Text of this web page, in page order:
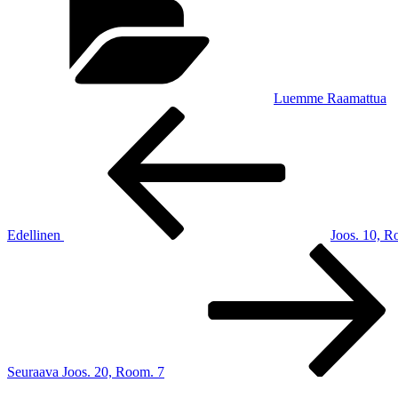
Luemme Raamattua
Edellinen
Joos. 10,
Seuraava Joos. 20, Room. 7